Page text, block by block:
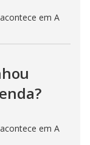
em A
em A